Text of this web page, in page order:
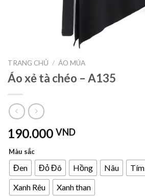
TRANG CHỦ / ÁO MÚA
Áo xẻ tà chéo – A135
190.000 VND
Màu sắc
Đen Đỏ Đô Hồng Nâu Tím
Xanh Rêu
Xanh than